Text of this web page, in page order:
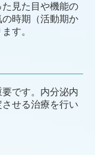
見た目や機能の
時期（活動期か
す。
です。内分泌内
せる治療を行い